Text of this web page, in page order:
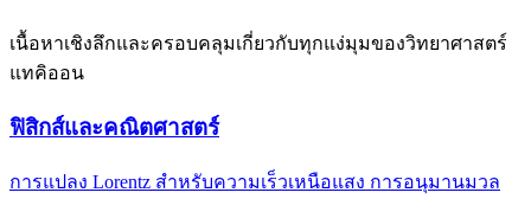
เนื้อหาเชิงลึกและครอบคลุมเกี่ยวกับทุกแง่มุมของวิทยาศาสตร์
แทคิออน
ฟิสิกส์และคณิตศาสตร์
การแปลง Lorentz สำหรับความเร็วเหนือแสง การอนุมานมวล